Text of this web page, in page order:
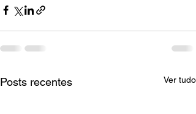
Posts recentes Ver tudo